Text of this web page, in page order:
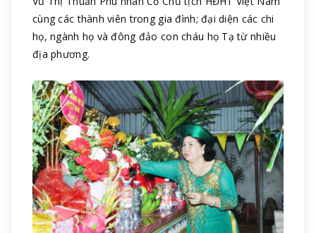
cùng các thành viên trong gia đình; đại diện các chi
họ, ngành họ và đông đảo con cháu họ Tạ từ nhiều
địa phương.